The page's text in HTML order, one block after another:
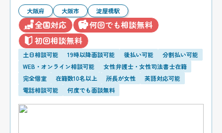
大阪府 大阪市 淀屋橋駅
全国対応
何回でも相談無料
初回相談無料
土日相談可能 19時以降面談可能 後払い可能
分割払い可能
WEB・オンライン相談可能
女性弁護士・女性司法書士在籍
完全個室
在籍数10名以上 所長が女性
英語対応可能
電話相談可能
何度でも面談無料